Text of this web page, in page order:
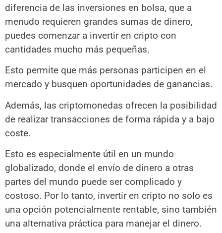
diferencia de las inversiones en bolsa, que a
menudo requieren grandes sumas de dinero,
puedes comenzar a invertir en cripto con
cantidades mucho más pequeñas.
Esto permite que más personas participen en el
mercado y busquen oportunidades de ganancias.
Además, las criptomonedas ofrecen la posibilidad
de realizar transacciones de forma rápida y a bajo
coste.
Esto es especialmente útil en un mundo
globalizado, donde el envío de dinero a otras
partes del mundo puede ser complicado y
costoso. Por lo tanto, invertir en cripto no solo es
una opción potencialmente rentable, sino también
una alternativa práctica para manejar el dinero.